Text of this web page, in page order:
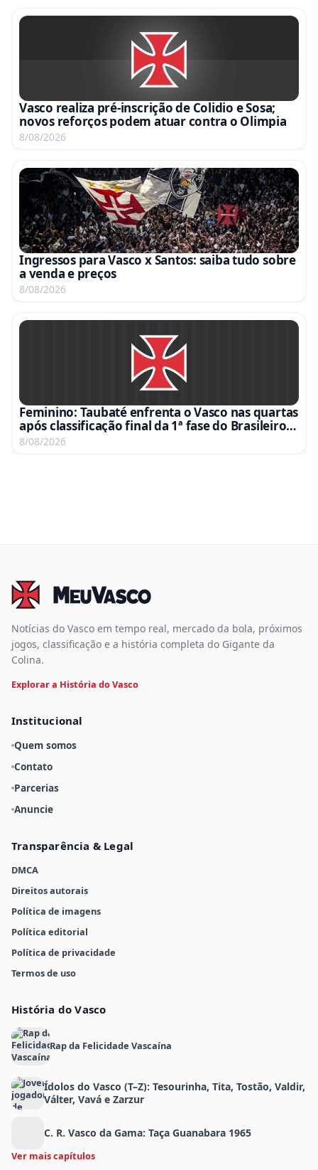
Vasco realiza pré-inscrição de Colidio e Sosa;
novos reforços podem atuar contra o Olimpia
8/08/2026
Ingressos para Vasco x Santos: saiba tudo sobre
a venda e preços
8/08/2026
Feminino: Taubaté enfrenta o Vasco nas quartas
após classificação final da 1ª fase do Brasileiro
A2
8/08/2026
Notícias do Vasco em tempo real, mercado da bola, próximos
jogos, classificação e a história completa do Gigante da
Colina.
Explorar a História do Vasco
Institucional
Quem somos
Contato
Parcerias
Anuncie
Transparência & Legal
DMCA
Direitos autorais
Política de imagens
Política editorial
Política de privacidade
Termos de uso
História do Vasco
Rap da Felicidade Vascaína
Ídolos do Vasco (T–Z): Tesourinha, Tita, Tostão, Valdir,
Válter, Vavá e Zarzur
C. R. Vasco da Gama: Taça Guanabara 1965
Ver mais capítulos